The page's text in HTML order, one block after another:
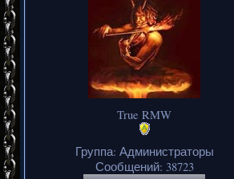
True RMW
Группа: Администраторы
Сообщений: 38723